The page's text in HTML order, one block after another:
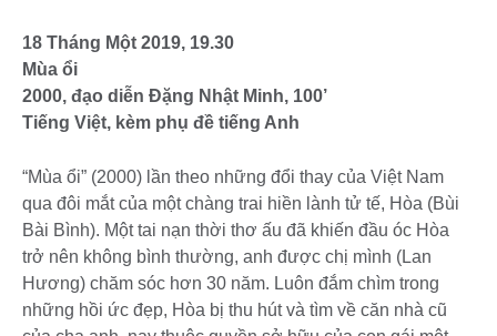
18 Tháng Một 2019, 19.30
Mùa ổi
2000, đạo diễn Đặng Nhật Minh, 100’
Tiếng Việt, kèm phụ đề tiếng Anh
“Mùa ổi” (2000) lần theo những đổi thay của Việt Nam
qua đôi mắt của một chàng trai hiền lành tử tế, Hòa (Bùi
Bài Bình). Một tai nạn thời thơ ấu đã khiến đầu óc Hòa
trở nên không bình thường, anh được chị mình (Lan
Hương) chăm sóc hơn 30 năm. Luôn đắm chìm trong
những hồi ức đẹp, Hòa bị thu hút và tìm về căn nhà cũ